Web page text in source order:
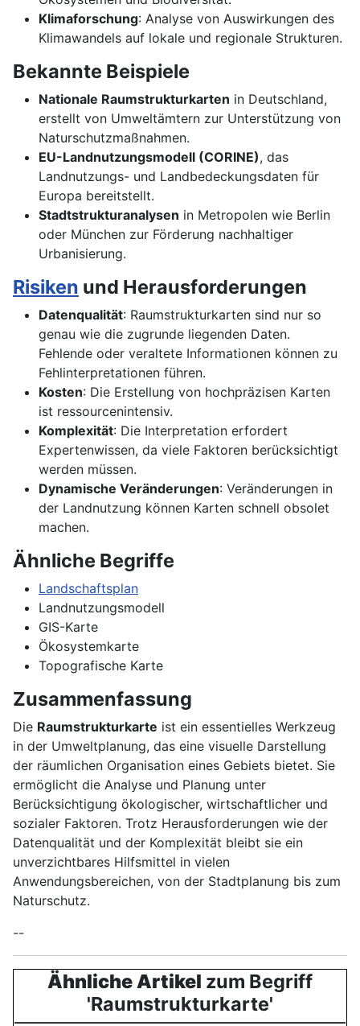
Klimaforschung: Analyse von Auswirkungen des
Klimawandels auf lokale und regionale Strukturen.
Bekannte Beispiele
Nationale Raumstrukturkarten in Deutschland,
erstellt von Umweltämtern zur Unterstützung von
Naturschutzmaßnahmen.
EU-Landnutzungsmodell (CORINE), das
Landnutzungs- und Landbedeckungsdaten für
Europa bereitstellt.
Stadtstrukturanalysen in Metropolen wie Berlin
oder München zur Förderung nachhaltiger
Urbanisierung.
Risiken und Herausforderungen
Datenqualität: Raumstrukturkarten sind nur so
genau wie die zugrunde liegenden Daten.
Fehlende oder veraltete Informationen können zu
Fehlinterpretationen führen.
Kosten: Die Erstellung von hochpräzisen Karten
ist ressourcenintensiv.
Komplexität: Die Interpretation erfordert
Expertenwissen, da viele Faktoren berücksichtigt
werden müssen.
Dynamische Veränderungen: Veränderungen in
der Landnutzung können Karten schnell obsolet
machen.
Ähnliche Begriffe
Landschaftsplan
Landnutzungsmodell
GIS-Karte
Ökosystemkarte
Topografische Karte
Zusammenfassung
Die Raumstrukturkarte ist ein essentielles Werkzeug
in der Umweltplanung, das eine visuelle Darstellung
der räumlichen Organisation eines Gebiets bietet. Sie
ermöglicht die Analyse und Planung unter
Berücksichtigung ökologischer, wirtschaftlicher und
sozialer Faktoren. Trotz Herausforderungen wie der
Datenqualität und der Komplexität bleibt sie ein
unverzichtbares Hilfsmittel in vielen
Anwendungsbereichen, von der Stadtplanung bis zum
Naturschutz.
--
Ähnliche Artikel zum Begriff
'Raumstrukturkarte'